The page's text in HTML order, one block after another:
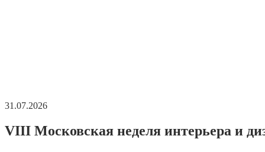
31.07.2026
VIII Московская неделя интерьера и